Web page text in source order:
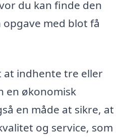
du kan finde den
med blot få
at indhente tre eller
en økonomisk
en måde at sikre, at
og service, som